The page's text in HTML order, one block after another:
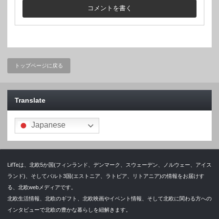
トップページに戻る
Translate
Japanese
LifTeは、北欧5か国(フィンランド、デンマーク、スウェーデン、ノルウェー、アイス
ランド)、そしてバルト3国(エストニア、ラトビア、リトアニア)の情報をお届けす
る、北欧webメディアです。
北欧生活情報、北欧のギフト、北欧映画やイベント情報、そして北欧に関わる方への
インタビューで北欧の豊かな暮らしを紐解きます。